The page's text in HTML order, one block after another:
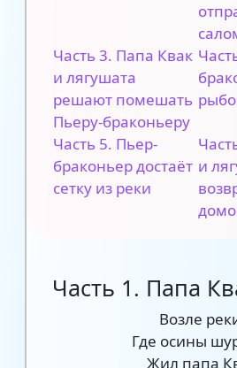
Часть 3. Папа Квак
и лягушата
решают помешать
Пьеру-браконьеру
Часть 5. Пьер-
браконьер достаёт
сетку из реки
и
Часть 1. Папа
Возле
Где осины
Жил папа